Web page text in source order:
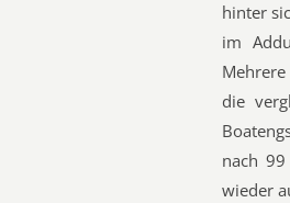
hinter
im
die
nach
wieder